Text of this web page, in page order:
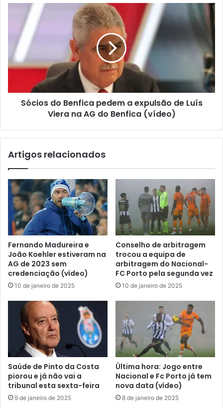
Sócios do Benfica pedem a expulsão de Luís
Viera na AG do Benfica (vídeo)
Artigos relacionados
Fernando Madureira e
João Koehler estiveram na
AG de 2023 sem
credenciação (vídeo)
10 de janeiro de 2025
Conselho de arbitragem
trocou a equipa de
arbitragem do Nacional-
FC Porto pela segunda vez
10 de janeiro de 2025
Saúde de Pinto da Costa
piorou e já não vai a
tribunal esta sexta-feira
9 de janeiro de 2025
Última hora: Jogo entre
Nacional e Fc Porto já tem
nova data (vídeo)
8 de janeiro de 2025